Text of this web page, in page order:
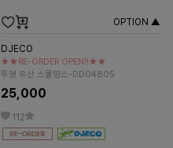
OPTION ▲
DJECO
★★RE-ORDER OPEN!!★★
투명 우산 스몰띵스-DD04805
25,000
112